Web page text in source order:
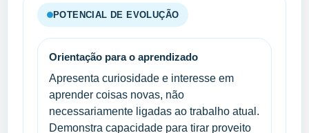
POTENCIAL DE EVOLUÇÃO
Orientação para o aprendizado
Apresenta curiosidade e interesse em
aprender coisas novas, não
necessariamente ligadas ao trabalho atual.
Demonstra capacidade para tirar proveito